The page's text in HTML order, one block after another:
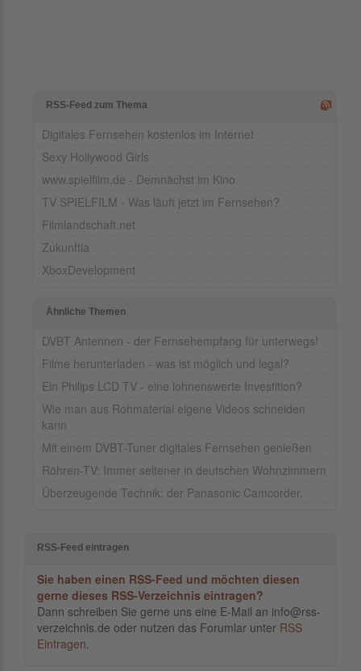
RSS-Feed zum Thema
Digitales Fernsehen kostenlos im Internet
Sexy Hollywood Girls
www.spielfilm.de - Demnächst im Kino
TV SPIELFILM - Was läuft jetzt im Fernsehen?
Filmlandschaft.net
Zukunftia
XboxDevelopment
Ähnliche Themen
DVBT Antennen - der Fernsehempfang für unterwegs!
Filme herunterladen - was ist möglich und legal?
Ein Philips LCD TV - eine lohnenswerte Investition?
Wie man aus Rohmaterial eigene Videos schneiden
kann
Mit einem DVBT-Tuner digitales Fernsehen genießen
Röhren-TV: Immer seltener in deutschen Wohnzimmern
Überzeugende Technik: der Panasonic Camcorder.
RSS-Feed eintragen
Sie haben einen RSS-Feed und möchten diesen
gerne dieses RSS-Verzeichnis eintragen?
Dann schreiben Sie gerne uns eine E-Mail an info@rss-
verzeichnis.de oder nutzen das Forumlar unter RSS
Eintragen.